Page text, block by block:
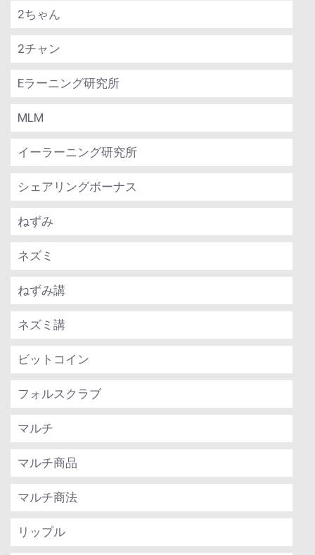
2ちゃん
2チャン
Eラーニング研究所
MLM
イーラーニング研究所
シェアリングボーナス
ねずみ
ネズミ
ねずみ講
ネズミ講
ビットコイン
フォルスクラブ
マルチ
マルチ商品
マルチ商法
リップル